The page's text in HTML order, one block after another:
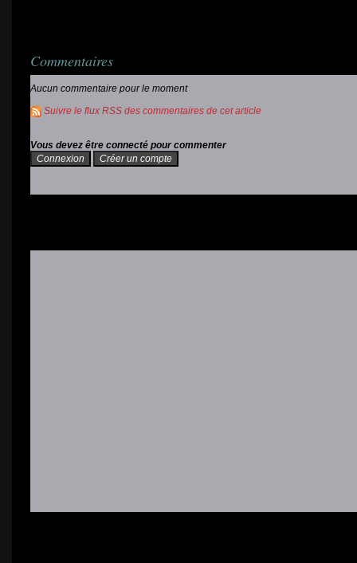
Commentaires
Aucun commentaire pour le moment
Suivre le flux RSS des commentaires de cet article
Vous devez être connecté pour commenter